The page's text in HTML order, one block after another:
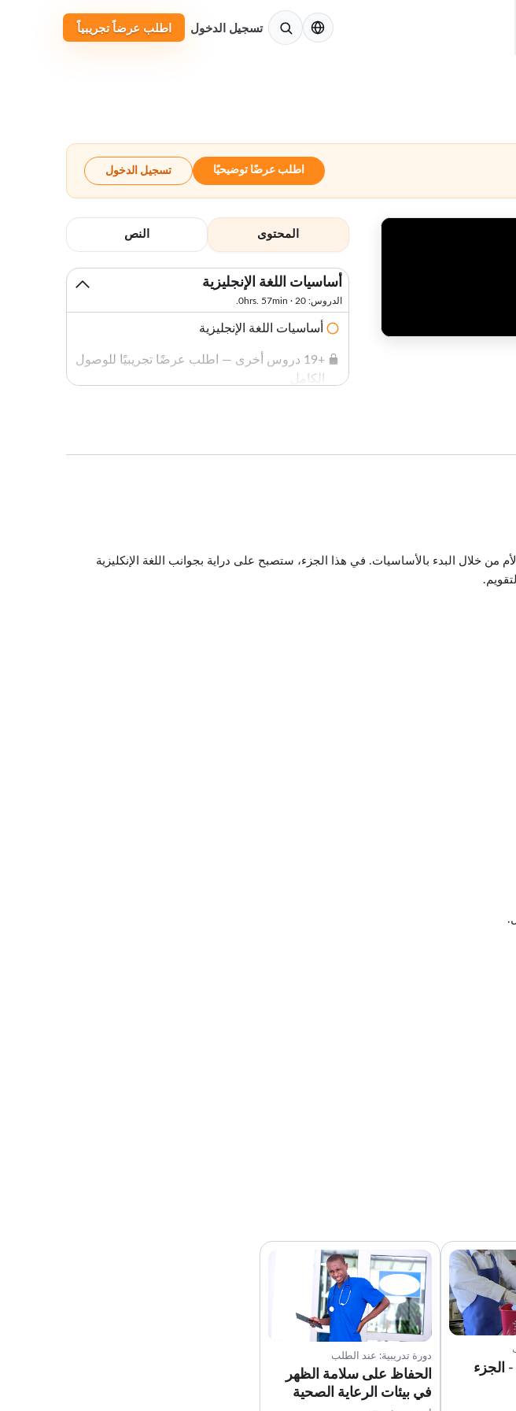
الإنجليزية
تسجيل الدخول اطلب عرضاً تجريبياً
اطلب عرضًا توضيحيًا تسجيل الدخول
المحتوى النص
أساسيات اللغة الإنجليزية
الدروس: 20 · 0hrs. 57min.
أساسيات اللغة الإنجليزية
+19 دروس أخرى — اطلب عرضًا تجريبيًا للوصول
الكامل
من خلال البدء بالأساسيات. في هذا الجزء، ستصبح على دراية بجوانب اللغة الإنكليزية
- الجزء
دورة تدريبية: عند الطلب
الحفاظ على سلامة الظهر
في بيئات الرعاية الصحية